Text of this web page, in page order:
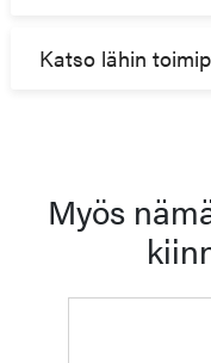
Katso lähin
Myös